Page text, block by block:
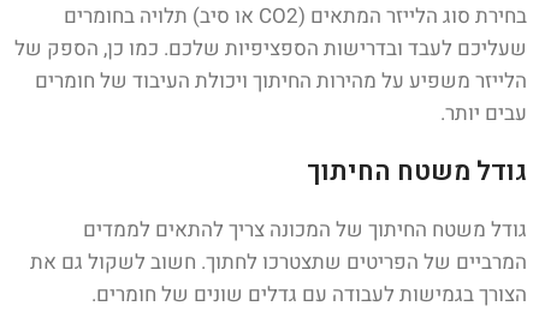
בחירת סוג הלייזר המתאים (CO2 או סיב) תלויה בחומרים
שעליכם לעבד ובדרישות הספציפיות שלכם. כמו כן, הספק של
הלייזר משפיע על מהירות החיתוך ויכולת העיבוד של חומרים
עבים יותר.
גודל משטח החיתוך
גודל משטח החיתוך של המכונה צריך להתאים לממדים
המרביים של הפריטים שתצטרכו לחתוך. חשוב לשקול גם את
הצורך בגמישות לעבודה עם גדלים שונים של חומרים.